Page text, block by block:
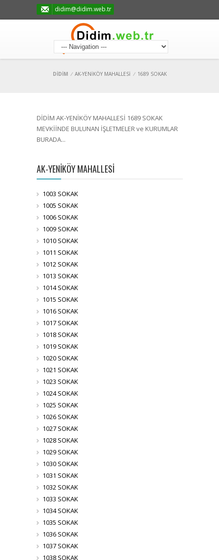
didim@didim.web.tr
DİDİM / AK-YENİKÖY MAHALLESİ / 1689 SOKAK
DİDİM AK-YENİKÖY MAHALLESİ 1689 SOKAK
MEVKİİNDE BULUNAN İŞLETMELER ve KURUMLAR
BURADA...
AK-YENİKÖY MAHALLESİ
1003 SOKAK
1005 SOKAK
1006 SOKAK
1009 SOKAK
1010 SOKAK
1011 SOKAK
1012 SOKAK
1013 SOKAK
1014 SOKAK
1015 SOKAK
1016 SOKAK
1017 SOKAK
1018 SOKAK
1019 SOKAK
1020 SOKAK
1021 SOKAK
1023 SOKAK
1024 SOKAK
1025 SOKAK
1026 SOKAK
1027 SOKAK
1028 SOKAK
1029 SOKAK
1030 SOKAK
1031 SOKAK
1032 SOKAK
1033 SOKAK
1034 SOKAK
1035 SOKAK
1036 SOKAK
1037 SOKAK
1038 SOKAK